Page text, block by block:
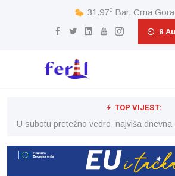
31.97c Bar, Crna Gora
8
TOP VIJEST:
U subotu pretežno vedro, najviša